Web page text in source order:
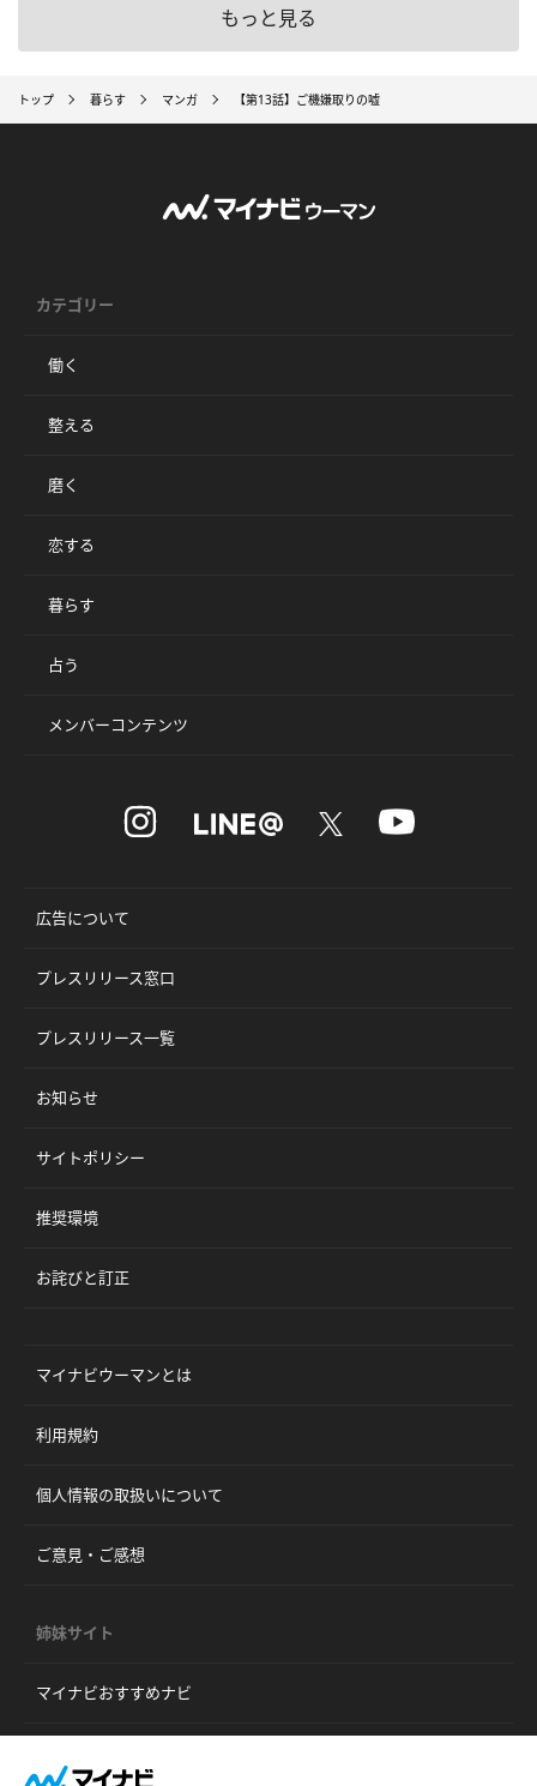
もっと見る
トップ 暮らす マンガ 【第13話】ご機嫌取りの嘘
カテゴリー
働く
整える
磨く
恋する
暮らす
占う
メンバーコンテンツ
広告について
プレスリリース窓口
プレスリリース一覧
お知らせ
サイトポリシー
推奨環境
お詫びと訂正
マイナビウーマンとは
利用規約
個人情報の取扱いについて
ご意見・ご感想
姉妹サイト
マイナビおすすめナビ